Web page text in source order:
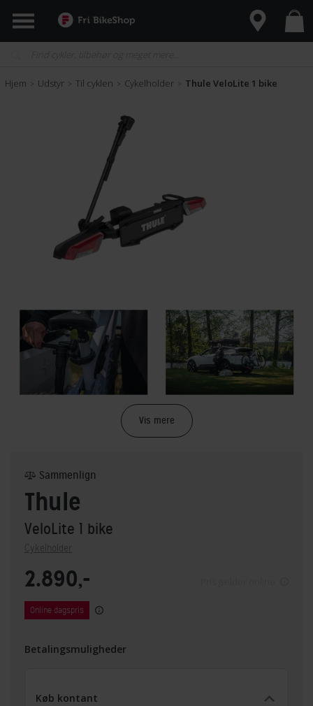
Hjem > Udstyr > Til cyklen > Cykelholder > Thule VeloLite 1 bike
Vis mere
Thule
VeloLite 1 bike
Cykelholder
Sammenlign
2.890,-
Online dagspris
Betalingsmuligheder
Køb kontant